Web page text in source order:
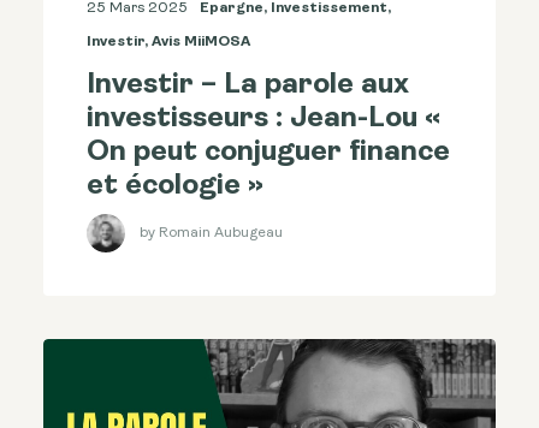
25 Mars 2025 Epargne, Investissement,
Investir, Avis MiiMOSA
Investir – La parole aux
investisseurs : Jean-Lou «
On peut conjuguer finance
et écologie »
by Romain Aubugeau